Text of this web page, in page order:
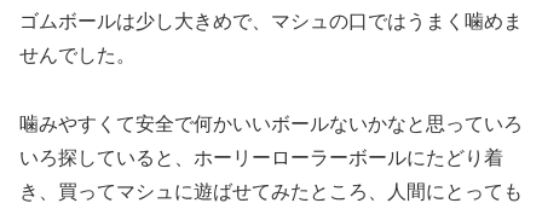
ゴムボールは少し大きめで、マシュの口ではうまく噛めま
せんでした。
噛みやすくて安全で何かいいボールないかなと思っていろ
いろ探していると、ホーリーローラーボールにたどり着
き、買ってマシュに遊ばせてみたところ、人間にとっても